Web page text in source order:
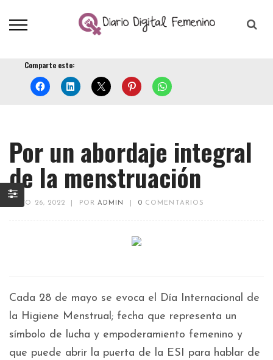
Comparte esto:
Por un abordaje integral
de la menstruación
MAYO 26, 2022 PORADMIN 0 COMENTARIOS
Cada 28 de mayo se evoca el Día Internacional de
la Higiene Menstrual; fecha que representa un
símbolo de lucha y empoderamiento femenino y
que puede abrir la puerta de la ESI para hablar de